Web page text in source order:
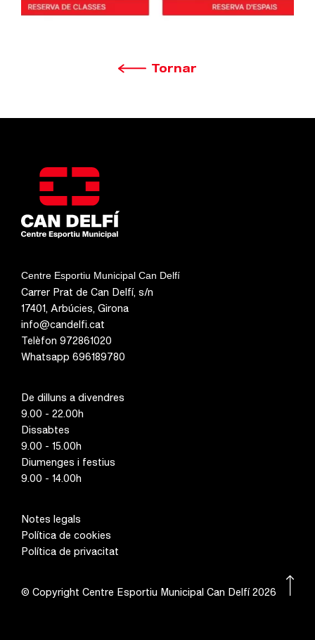
Tornar
Centre Esportiu Municipal Can Delfí
Carrer Prat de Can Delfí, s/n
17401, Arbúcies, Girona
info@candelfi.cat
Telèfon 972861020
Whatsapp 696189780
De dilluns a divendres
9.00 - 22.00h
Dissabtes
9.00 - 15.00h
Diumenges i festius
9.00 - 14.00h
Notes legals
Política de cookies
Política de privacitat
© Copyright Centre Esportiu Municipal Can Delfí 2026